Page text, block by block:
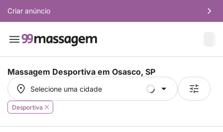
Criar anúncio
Massagem Desportiva em Osasco, SP
Selecione uma cidade
Selecione uma cidade
Desportiva